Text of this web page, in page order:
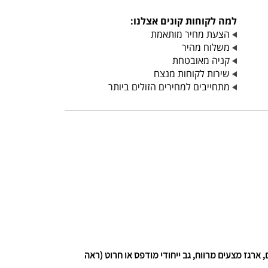
למה לקוחות קונים אצלנו:
הצעת מחיר מותאמת
משלוח מהיר
קניה מאובטחת
שירות לקוחות מנצח
מתחייבים למחירים הזולים ביותר
מצעים מרווח, גב ייחודי מודפס או חרוט (ראה